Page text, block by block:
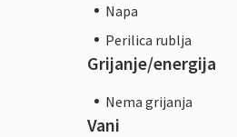
Napa
Perilica rublja
Grijanje/energija
Nema grijanja
Vani